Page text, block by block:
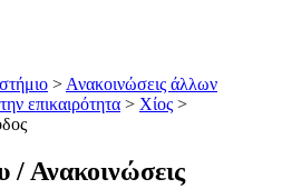
> Ανακοινώσεις άλλων
επικαιρότητα > Χίος >
/ Ανακοινώσεις